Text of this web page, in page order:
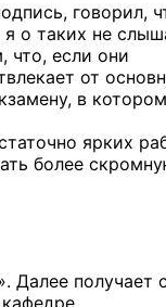
говорил,
о таких не
что, если они
от
в
ярких
более
Далее получает